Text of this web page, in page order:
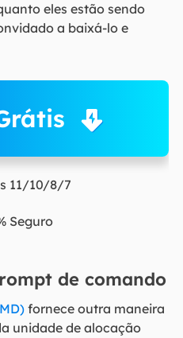
eles estão sendo
a baixá-lo e
11/10/8/7
Seguro
de comando
fornece outra maneira
unidade de alocação